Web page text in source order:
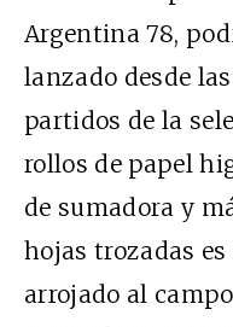
Argentina 78,
lanzado desde
partidos de la
rollos de papel
de sumadora y
hojas trozadas
arrojado al